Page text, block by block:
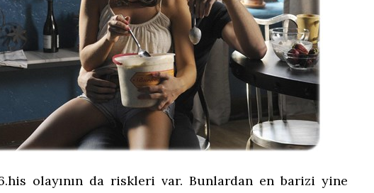
olayının da riskleri var. Bunlardan en barizi yine